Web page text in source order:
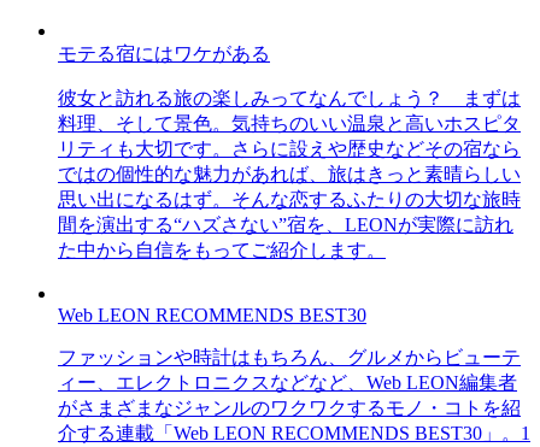
モテる宿にはワケがある
彼女と訪れる旅の楽しみってなんでしょう？ まずは
料理、そして景色。気持ちのいい温泉と高いホスピタ
リティも大切です。さらに設えや歴史などその宿なら
ではの個性的な魅力があれば、旅はきっと素晴らしい
思い出になるはず。そんな恋するふたりの大切な旅時
間を演出する“ハズさない”宿を、LEONが実際に訪れ
た中から自信をもってご紹介します。
Web LEON RECOMMENDS BEST30
ファッションや時計はもちろん、グルメからビューテ
ィー、エレクトロニクスなどなど、Web LEON編集者
がさまざまなジャンルのワクワクするモノ・コトを紹
介する連載「Web LEON RECOMMENDS BEST30」。1